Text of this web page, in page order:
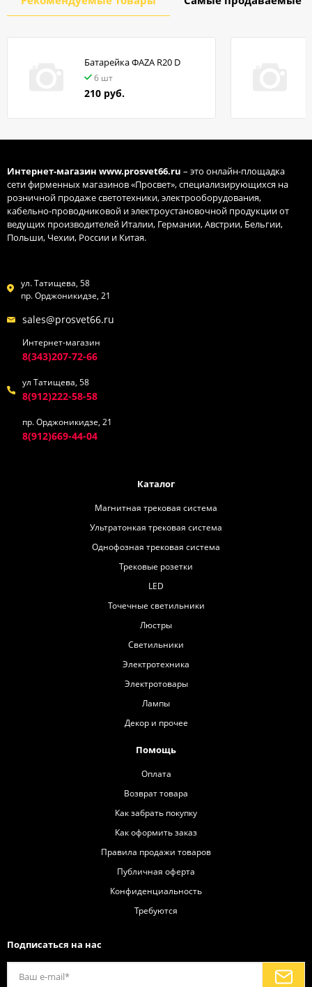
Батарейка ФАZA R20 D
6 шт
210 руб.
Интернет-магазин www.prosvet66.ru – это онлайн-площадка
сети фирменных магазинов «Просвет», специализирующихся на
розничной продаже светотехники, электрооборудования,
кабельно-проводниковой и электроустановочной продукции от
ведущих производителей Италии, Германии, Австрии, Бельгии,
Польши, Чехии, России и Китая.
ул. Татищева, 58
пр. Орджоникидзе, 21
sales@prosvet66.ru
Интернет-магазин
8(343)207-72-66
ул Татищева, 58
8(912)222-58-58
пр. Орджоникидзе, 21
8(912)669-44-04
Каталог
Магнитная трековая система
Ультратонкая трековая система
Однофозная трековая система
Трековые розетки
LED
Точечные светильники
Люстры
Светильники
Электротехника
Электротовары
Лампы
Декор и прочее
Помощь
Оплата
Возврат товара
Как забрать покупку
Как оформить заказ
Правила продажи товаров
Публичная оферта
Конфиденциальность
Требуются
Подписаться на нас